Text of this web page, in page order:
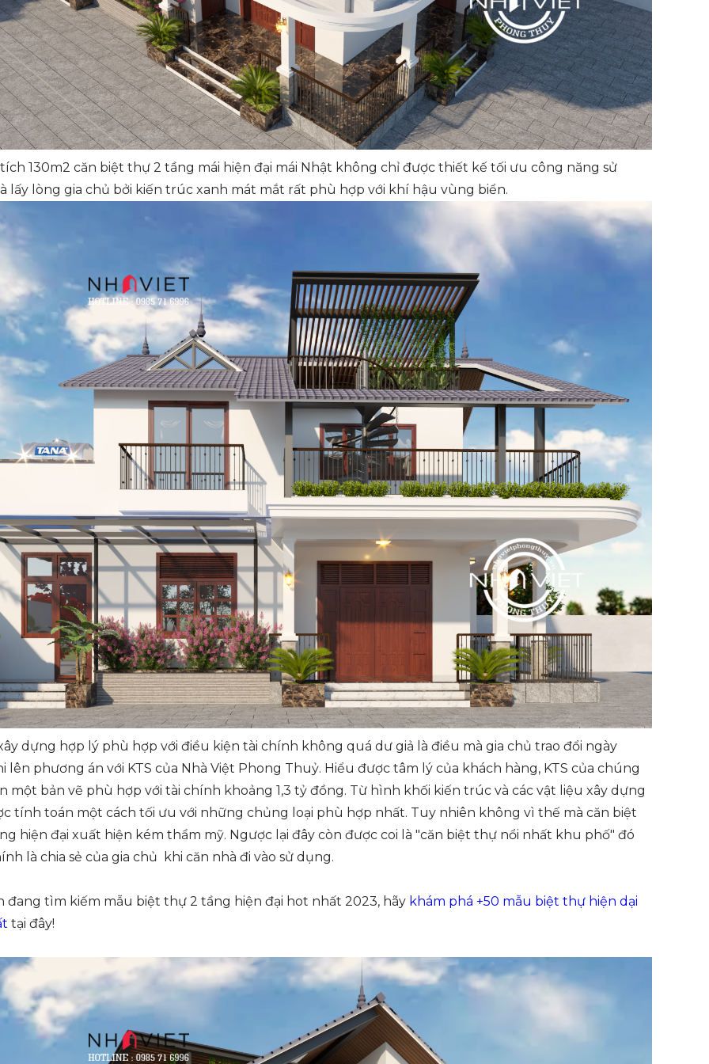
130m2 căn biệt thự 2 tầng mái hiện đại mái Nhật không chỉ được thiết kế tối ưu công năng sử
lấy lòng gia chủ bởi kiến trúc xanh mát mắt rất phù hợp với khí hậu vùng biển.
dựng hợp lý phù hợp với điều kiện tài chính không quá dư giả là điều mà gia chủ trao đổi ngày
lên phương án với KTS của Nhà Việt Phong Thuỷ. Hiểu được tâm lý của khách hàng, KTS của chúng
một bản vẽ phù hợp với tài chính khoảng 1,3 tỷ đồng. Từ hình khối kiến trúc và các vật liệu xây dựng
tính toán một cách tối ưu với những chủng loại phù hợp nhất. Tuy nhiên không vì thế mà căn biệt
hiện đại xuất hiện kém thẩm mỹ. Ngược lại đây còn được coi là "căn biệt thự nổi nhất khu phố" đó
là chia sẻ của gia chủ khi căn nhà đi vào sử dụng.
đang tìm kiếm mẫu biệt thự 2 tầng hiện đại hot nhất 2023, hãy khám phá +50 mẫu biệt thự hiện dại
tại đây!